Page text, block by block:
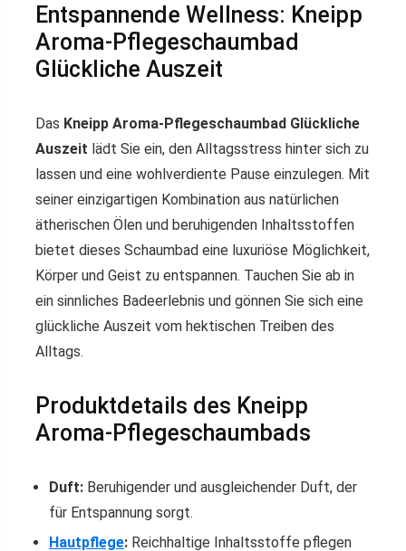
Entspannende Wellness: Kneipp
Aroma-Pflegeschaumbad
Glückliche Auszeit
Das Kneipp Aroma-Pflegeschaumbad Glückliche
Auszeit lädt Sie ein, den Alltagsstress hinter sich zu
lassen und eine wohlverdiente Pause einzulegen. Mit
seiner einzigartigen Kombination aus natürlichen
ätherischen Ölen und beruhigenden Inhaltsstoffen
bietet dieses Schaumbad eine luxuriöse Möglichkeit,
Körper und Geist zu entspannen. Tauchen Sie ab in
ein sinnliches Badeerlebnis und gönnen Sie sich eine
glückliche Auszeit vom hektischen Treiben des
Alltags.
Produktdetails des Kneipp
Aroma-Pflegeschaumbads
Duft: Beruhigender und ausgleichender Duft, der
für Entspannung sorgt.
Hautpflege: Reichhaltige Inhaltsstoffe pflegen